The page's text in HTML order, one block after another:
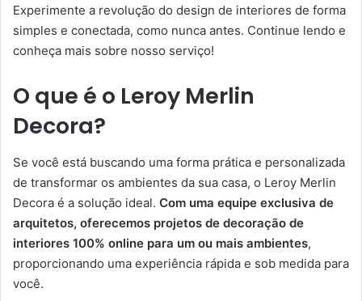
Experimente a revolução do design de interiores de forma
simples e conectada, como nunca antes. Continue lendo e
conheça mais sobre nosso serviço!
O que é o Leroy Merlin
Decora?
Se você está buscando uma forma prática e personalizada
de transformar os ambientes da sua casa, o Leroy Merlin
Decora é a solução ideal. Com uma equipe exclusiva de
arquitetos, oferecemos projetos de decoração de
interiores 100% online para um ou mais ambientes,
proporcionando uma experiência rápida e sob medida para
você.